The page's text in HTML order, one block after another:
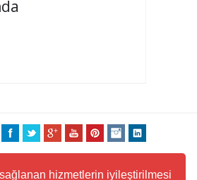
hizmetlerin iyileştirilmesi
ile korunmaktadır. Her türlü haber,
yazılarından, haberlere ve köşe